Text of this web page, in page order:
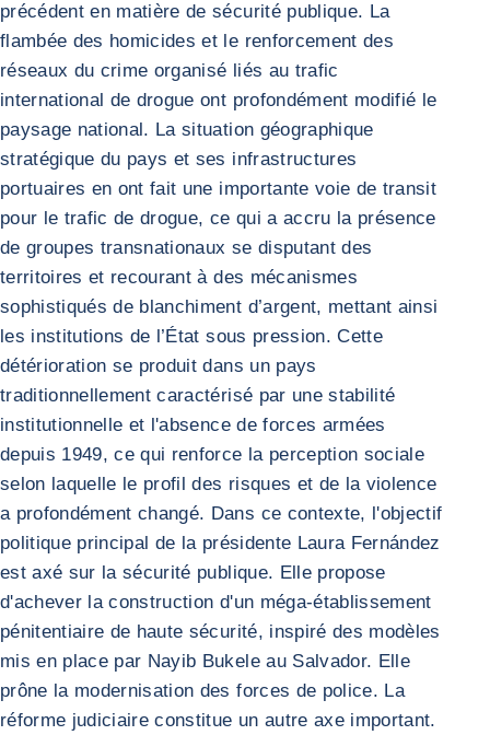
précédent en matière de sécurité publique. La
flambée des homicides et le renforcement des
réseaux du crime organisé liés au trafic
international de drogue ont profondément modifié le
paysage national. La situation géographique
stratégique du pays et ses infrastructures
portuaires en ont fait une importante voie de transit
pour le trafic de drogue, ce qui a accru la présence
de groupes transnationaux se disputant des
territoires et recourant à des mécanismes
sophistiqués de blanchiment d’argent, mettant ainsi
les institutions de l’État sous pression. Cette
détérioration se produit dans un pays
traditionnellement caractérisé par une stabilité
institutionnelle et l'absence de forces armées
depuis 1949, ce qui renforce la perception sociale
selon laquelle le profil des risques et de la violence
a profondément changé. Dans ce contexte, l'objectif
politique principal de la présidente Laura Fernández
est axé sur la sécurité publique. Elle propose
d'achever la construction d'un méga-établissement
pénitentiaire de haute sécurité, inspiré des modèles
mis en place par Nayib Bukele au Salvador. Elle
prône la modernisation des forces de police. La
réforme judiciaire constitue un autre axe important.